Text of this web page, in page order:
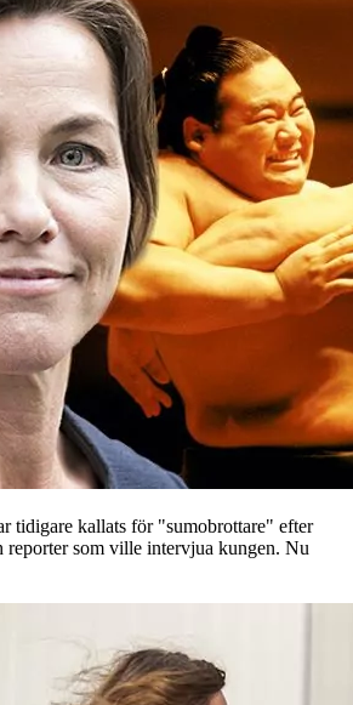
tidigare kallats för "sumobrottare" efter
reporter som ville intervjua kungen. Nu